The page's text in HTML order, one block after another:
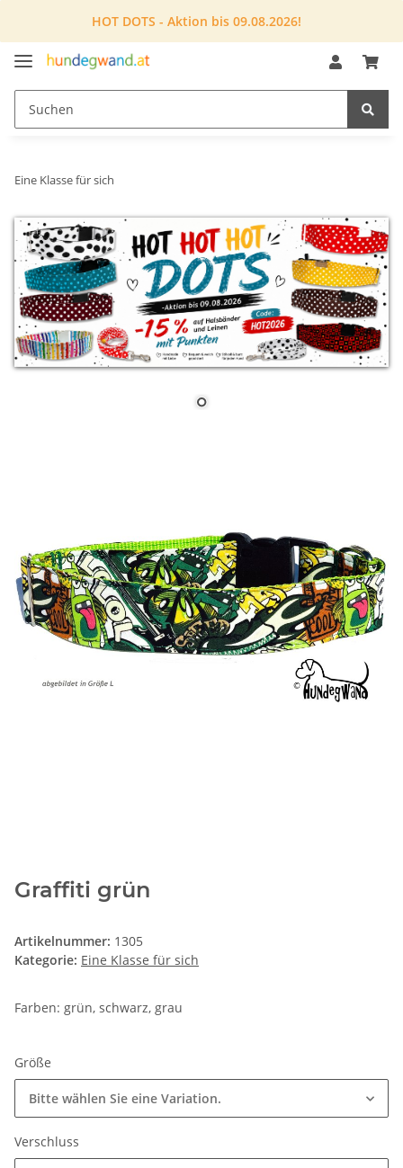
HOT DOTS - Aktion bis 09.08.2026!
Eine Klasse für sich
Graffiti grün
Artikelnummer: 1305
Kategorie: Eine Klasse für sich
Farben: grün, schwarz, grau
Größe
Bitte wählen Sie eine Variation.
Verschluss